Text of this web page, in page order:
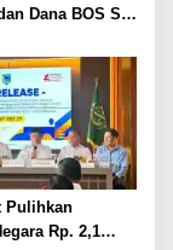
Dana BOS SD
Kajari Lahat
Pulihkan
Rp. 2,1